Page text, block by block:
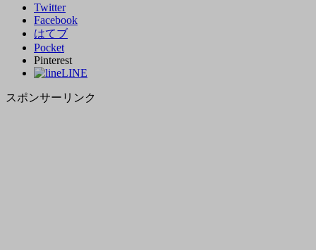
Twitter
Facebook
はてブ
Pocket
Pinterest
LINE
スポンサーリンク